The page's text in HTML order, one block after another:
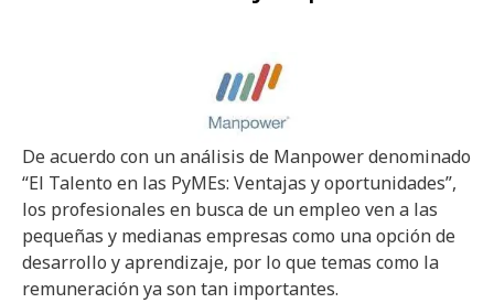
De acuerdo con un análisis de Manpower denominado
“El Talento en las PyMEs: Ventajas y oportunidades”,
los profesionales en busca de un empleo ven a las
pequeñas y medianas empresas como una opción de
desarrollo y aprendizaje, por lo que temas como la
remuneración ya son tan importantes.